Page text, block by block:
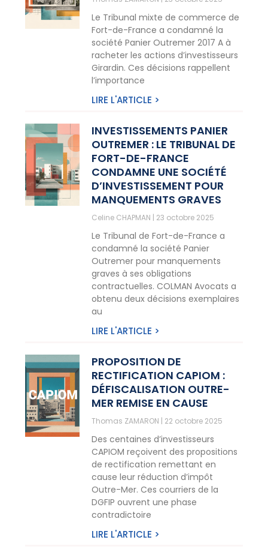
Le Tribunal mixte de commerce de
Fort-de-France a condamné la
société Panier Outremer 2017 A à
racheter les actions d’investisseurs
Girardin. Ces décisions rappellent
l’importance
LIRE L'ARTICLE >
INVESTISSEMENTS PANIER
OUTREMER : LE TRIBUNAL DE
FORT-DE-FRANCE
CONDAMNE UNE SOCIÉTÉ
D’INVESTISSEMENT POUR
MANQUEMENTS GRAVES
Celine CHAPMAN 23 octobre 2025
Le Tribunal de Fort-de-France a
condamné la société Panier
Outremer pour manquements
graves à ses obligations
contractuelles. COLMAN Avocats a
obtenu deux décisions exemplaires
au
LIRE L'ARTICLE >
PROPOSITION DE
RECTIFICATION CAPIOM :
DÉFISCALISATION OUTRE-
MER REMISE EN CAUSE
Thomas ZAMARON 22 octobre 2025
Des centaines d’investisseurs
CAPIOM reçoivent des propositions
de rectification remettant en
cause leur réduction d’impôt
Outre-Mer. Ces courriers de la
DGFIP ouvrent une phase
contradictoire
LIRE L'ARTICLE >